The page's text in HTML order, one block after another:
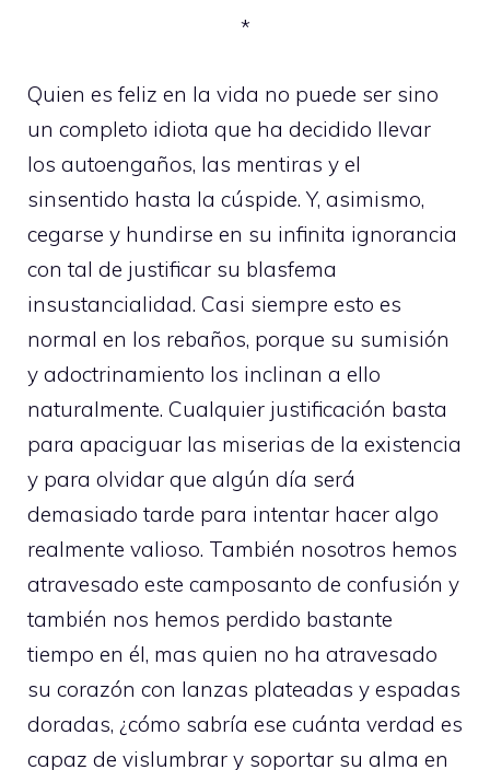
*
Quien es feliz en la vida no puede ser sino
un completo idiota que ha decidido llevar
los autoengaños, las mentiras y el
sinsentido hasta la cúspide. Y, asimismo,
cegarse y hundirse en su infinita ignorancia
con tal de justificar su blasfema
insustancialidad. Casi siempre esto es
normal en los rebaños, porque su sumisión
y adoctrinamiento los inclinan a ello
naturalmente. Cualquier justificación basta
para apaciguar las miserias de la existencia
y para olvidar que algún día será
demasiado tarde para intentar hacer algo
realmente valioso. También nosotros hemos
atravesado este camposanto de confusión y
también nos hemos perdido bastante
tiempo en él, mas quien no ha atravesado
su corazón con lanzas plateadas y espadas
doradas, ¿cómo sabría ese cuánta verdad es
capaz de vislumbrar y soportar su alma en